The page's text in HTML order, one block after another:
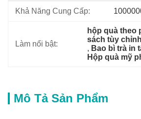
Khả Năng Cung Cấp:
Làm nổi bật:
hộp quà theo
sách tùy chỉnh
, Bao bì trà in
Hộp quà mỹ
Mô Tả Sản Phẩm